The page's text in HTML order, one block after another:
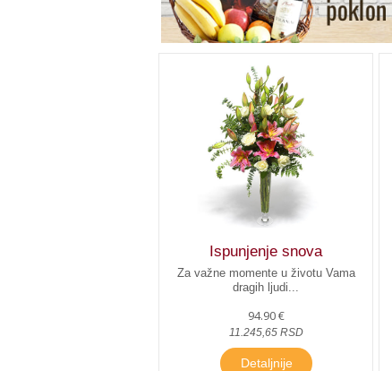
Ispunjenje snova
Za važne momente u životu Vama
dragih ljudi...
94.90 €
11.245,65 RSD
Detaljnije